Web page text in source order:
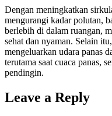
Dengan meningkatkan
mengurangi kadar polutan,
berlebih di dalam ruangan,
sehat dan nyaman. Selain
mengeluarkan udara panas
terutama saat cuaca panas,
pendingin.
Leave a Reply